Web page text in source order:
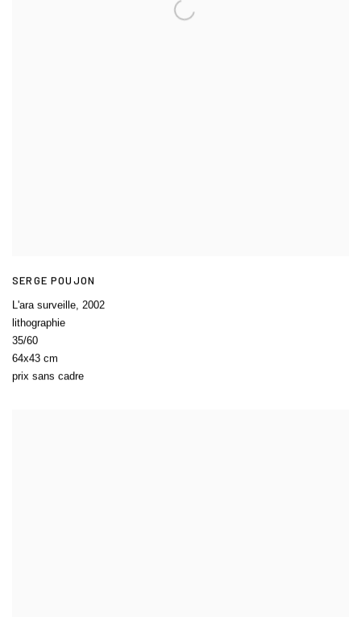
SERGE POUJON
L'ara surveille, 2002
lithographie
35/60
64x43 cm
prix sans cadre